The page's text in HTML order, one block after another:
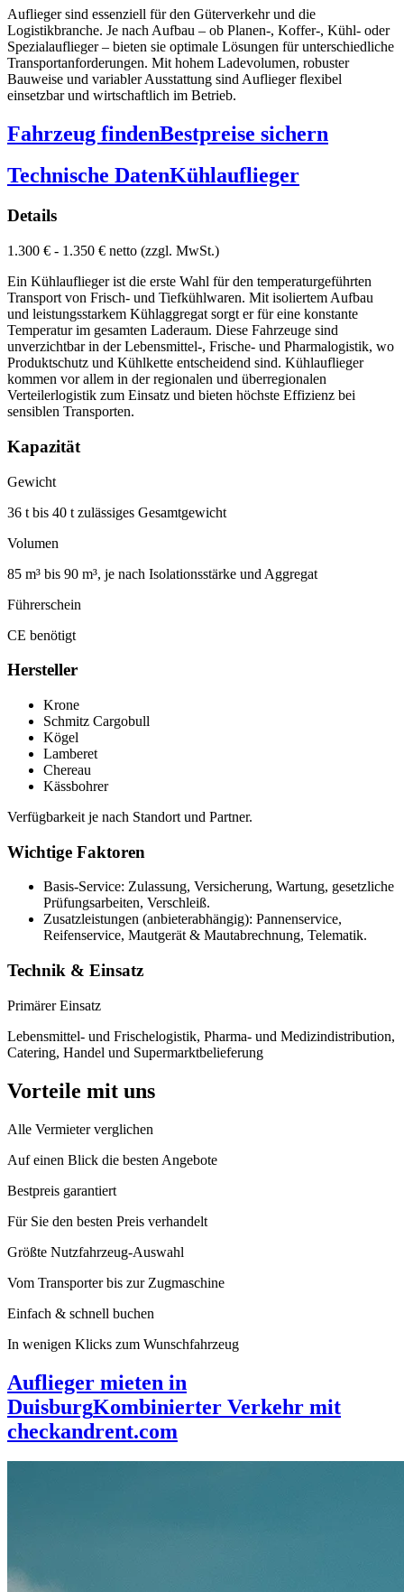
Auflieger sind essenziell für den Güterverkehr und die
Logistikbranche. Je nach Aufbau – ob Planen-, Koffer-, Kühl- oder
Spezialauflieger – bieten sie optimale Lösungen für unterschiedliche
Transportanforderungen. Mit hohem Ladevolumen, robuster
Bauweise und variabler Ausstattung sind Auflieger flexibel
einsetzbar und wirtschaftlich im Betrieb.
Fahrzeug findenBestpreise sichern
Technische DatenKühlauflieger
Details
1.300 € - 1.350 € netto (zzgl. MwSt.)
Ein Kühlauflieger ist die erste Wahl für den temperaturgeführten
Transport von Frisch- und Tiefkühlwaren. Mit isoliertem Aufbau
und leistungsstarkem Kühlaggregat sorgt er für eine konstante
Temperatur im gesamten Laderaum. Diese Fahrzeuge sind
unverzichtbar in der Lebensmittel-, Frische- und Pharmalogistik, wo
Produktschutz und Kühlkette entscheidend sind. Kühlauflieger
kommen vor allem in der regionalen und überregionalen
Verteilerlogistik zum Einsatz und bieten höchste Effizienz bei
sensiblen Transporten.
Kapazität
Gewicht
36 t bis 40 t zulässiges Gesamtgewicht
Volumen
85 m³ bis 90 m³, je nach Isolationsstärke und Aggregat
Führerschein
CE benötigt
Hersteller
Krone
Schmitz Cargobull
Kögel
Lamberet
Chereau
Kässbohrer
Verfügbarkeit je nach Standort und Partner.
Wichtige Faktoren
Basis-Service: Zulassung, Versicherung, Wartung, gesetzliche
Prüfungsarbeiten, Verschleiß.
Zusatzleistungen (anbieterabhängig): Pannenservice,
Reifenservice, Mautgerät & Mautabrechnung, Telematik.
Technik & Einsatz
Primärer Einsatz
Lebensmittel- und Frischelogistik, Pharma- und Medizindistribution,
Catering, Handel und Supermarktbelieferung
Vorteile mit uns
Alle Vermieter verglichen
Auf einen Blick die besten Angebote
Bestpreis garantiert
Für Sie den besten Preis verhandelt
Größte Nutzfahrzeug-Auswahl
Vom Transporter bis zur Zugmaschine
Einfach & schnell buchen
In wenigen Klicks zum Wunschfahrzeug
Auflieger mieten in
DuisburgKombinierter Verkehr mit
checkandrent.com